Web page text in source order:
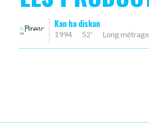
Kan ha diskan
1994 52' Long métrage